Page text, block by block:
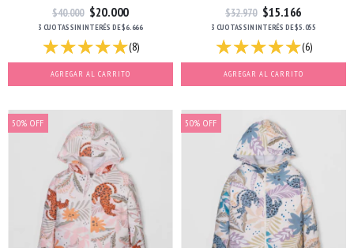
$40.000 $20.000
3 CUOTASSIN INTERÉS DE$6.666
(8)
AGREGAR AL CARRITO
$32.970 $15.166
3 CUOTASSIN INTERÉS DE$5.055
(6)
AGREGAR AL CARRITO
50% OFF 50% OFF